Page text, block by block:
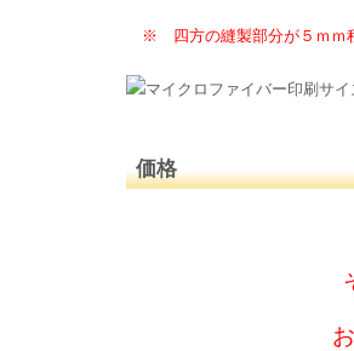
※ 四方の縫製部分が５ｍｍ
価格